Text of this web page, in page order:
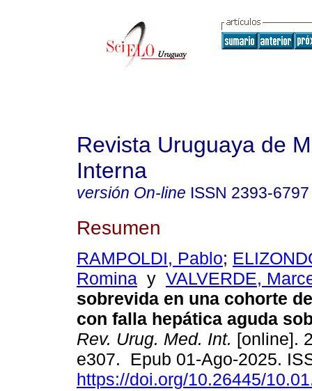
Revista Uruguaya de
Interna
versión On-line ISSN 2393-6797
Resumen
RAMPOLDI, Pablo;
Romina y VALVERDE,
sobrevida en una cohorte
con falla hepática aguda
Rev. Urug. Med. Int. [online].
e307. Epub 01-Ago-2025.
https://doi.org/10.26445/